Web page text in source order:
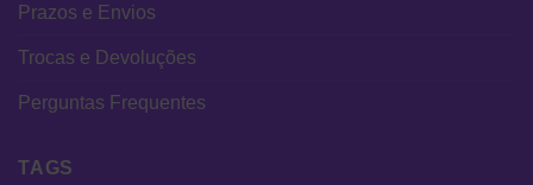
Prazos e Envios
Trocas e Devoluções
Perguntas Frequentes
TAGS